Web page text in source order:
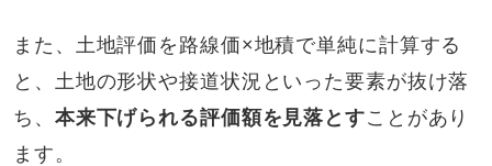
また、土地評価を路線価×地積で単純に計算する
と、土地の形状や接道状況といった要素が抜け落
ち、 本来下げられる評価額を見落とすことがあり
ます。